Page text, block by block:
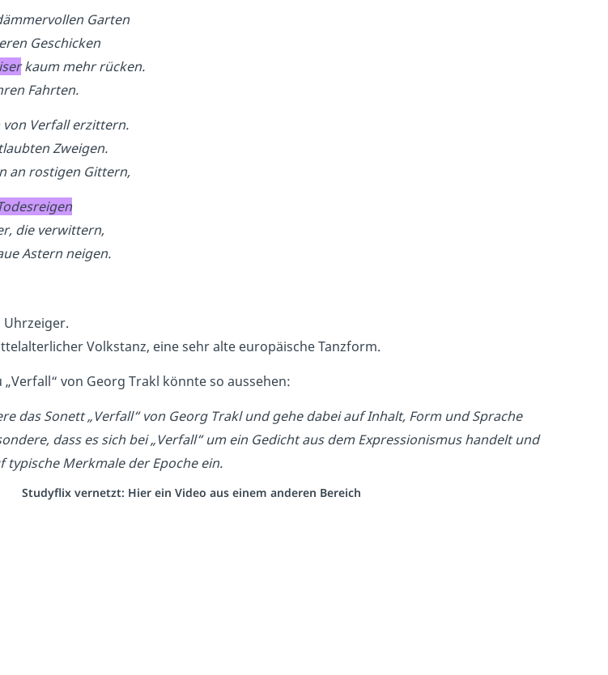
Garten
Geschicken
kaum mehr rücken.
Fahrten.
von Verfall erzittern.
Zweigen.
an rostigen Gittern,
die verwittern,
Astern neigen.
Volkstanz, eine sehr alte europäische Tanzform.
„Verfall“ von Georg Trakl könnte so aussehen:
das Sonett „Verfall“ von Georg Trakl und gehe dabei auf Inhalt, Form und Sprache
dass es sich bei „Verfall“ um ein Gedicht aus dem Expressionismus handelt und
typische Merkmale der Epoche ein.
Studyflix vernetzt: Hier ein Video aus einem anderen Bereich